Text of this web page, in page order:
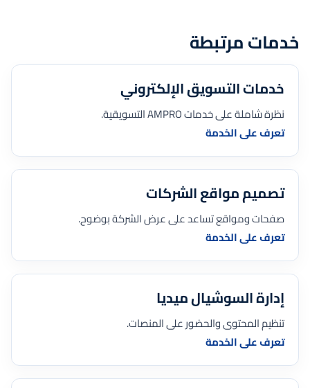
خدمات مرتبطة
خدمات التسويق الإلكتروني
نظرة شاملة على خدمات AMPRO التسويقية.
تعرف على الخدمة
تصميم مواقع الشركات
صفحات ومواقع تساعد على عرض الشركة بوضوح.
تعرف على الخدمة
إدارة السوشيال ميديا
تنظيم المحتوى والحضور على المنصات.
تعرف على الخدمة